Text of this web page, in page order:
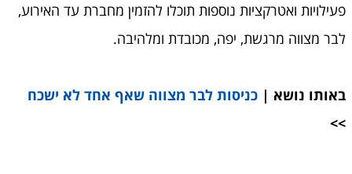
פעילויות ואטרקציות נוספות תוכלו להזמין מחברת עד האירוע,
לבר מצווה מרגשת, יפה, מכובדת ומלהיבה.
באותו נושא | כניסות לבר מצווה שאף אחד לא ישכח
>>